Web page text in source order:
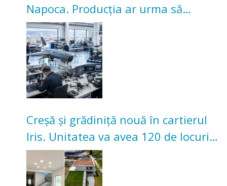
Napoca. Producția ar urma să
înceapă în toamna acestui an
Creșă și grădiniță nouă în cartierul
Iris. Unitatea va avea 120 de locuri
pentru copii